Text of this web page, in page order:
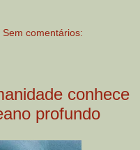
Sem comentários:
conhece
profundo